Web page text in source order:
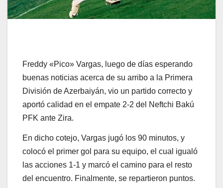
Freddy «Pico» Vargas, luego de días esperando
buenas noticias acerca de su arribo a la Primera
División de Azerbaiyán, vio un partido correcto y
aportó calidad en el empate 2-2 del Neftchi Bakú
PFK ante Zira.
En dicho cotejo, Vargas jugó los 90 minutos, y
colocó el primer gol para su equipo, el cual igualó
las acciones 1-1 y marcó el camino para el resto
del encuentro. Finalmente, se repartieron puntos.